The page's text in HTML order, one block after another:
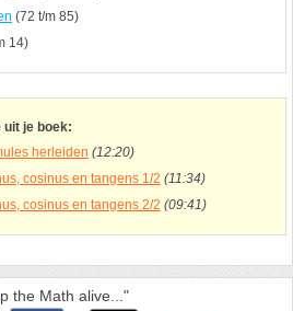
(72 t/m 85)
14)
uit je boek:
herleiden (12:20)
cosinus en tangens 1/2 (11:34)
cosinus en tangens 2/2 (09:41)
the Math alive..."